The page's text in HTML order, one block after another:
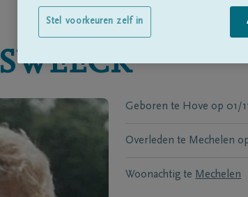
SWEECK
Geboren te Hove op 01/
Overleden te Mechelen
Woonachtig te Mechelen
Stel voorkeuren zelf in